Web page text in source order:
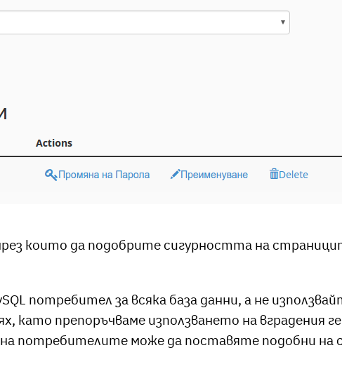
които да подобрите сигурността на
потребител за всяка база данни, а не
като препоръчваме използването на вградения
потребителите може да поставяте подобни на